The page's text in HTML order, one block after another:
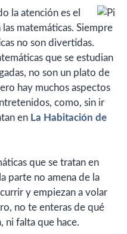
la atención es el
matemáticas. Siempre
no son divertidas.
que se estudian
no son un plato de
hay muchos aspectos
como, sin ir
en La Habitación de
que se tratan en
parte no amena de la
y empiezan a volar
no te enteras de qué
ni falta que hace.